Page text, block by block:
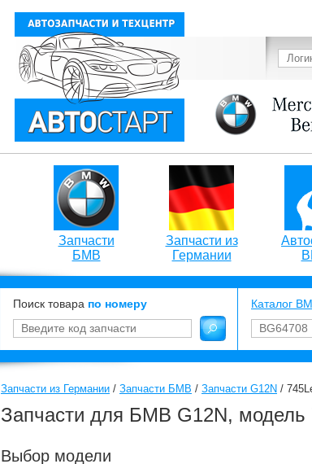
Запчасти
БМВ
Запчасти из
Германии
Поиск товара по номеру Каталог
Запчасти из Германии / Запчасти БМВ / Запчасти G12N /
Запчасти для БМВ G12N, модель
Выбор модели